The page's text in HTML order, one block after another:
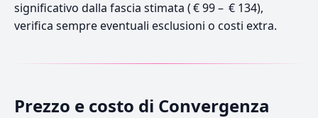
significativo dalla fascia stimata ( € 99 – € 134),
verifica sempre eventuali esclusioni o costi extra.
Prezzo e costo di Convergenza